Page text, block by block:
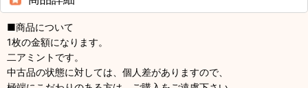
■商品について
1枚の金額になります。
二アミントです。
中古品の状態に対しては、個人差がありますので、